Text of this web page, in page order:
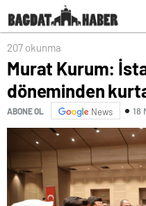
207 okunma
Murat Kurum:
döneminden
ABONE OL News 18